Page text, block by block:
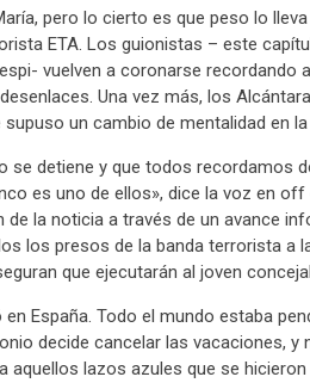
pero lo cierto es que peso lo
ETA. Los guionistas – este
vuelven a coronarse recordando
Una vez más, los
un cambio de mentalidad en
se detiene y que todos recordamos
es uno de ellos», dice la voz en
la noticia a través de un avance
los presos de la banda terrorista a
que ejecutarán al joven
España. Todo el mundo estaba
decide cancelar las vacaciones, y
aquellos lazos azules que se